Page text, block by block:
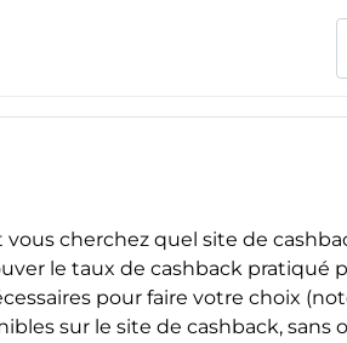
vous cherchez quel site de
le taux de cashback pratiqué
pour faire votre choix
sur le site de cashback, sans